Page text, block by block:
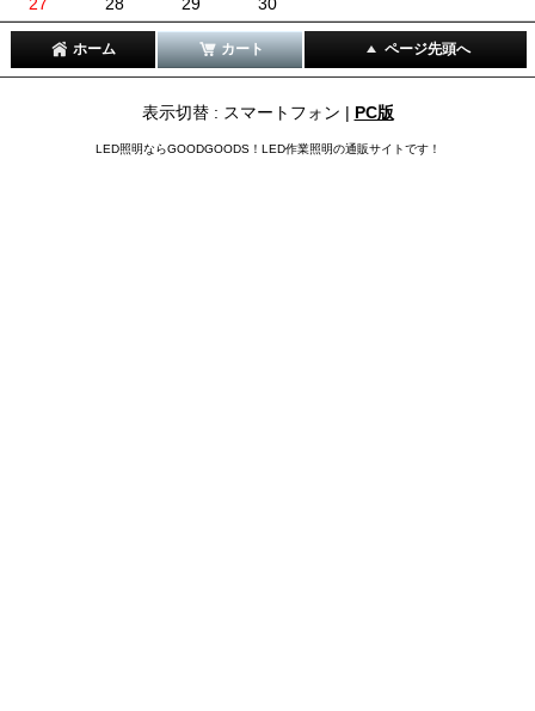
ホーム カート ページ先頭へ
表示切替 : スマートフォン | PC版
LED照明ならGOODGOODS！LED作業照明の通販サイトです！